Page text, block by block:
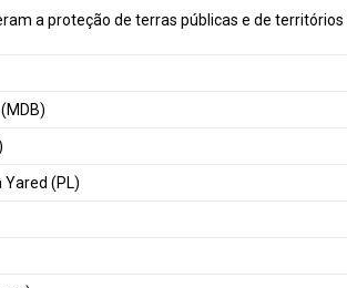
a proteção de terras públicas e de territórios
(PL)